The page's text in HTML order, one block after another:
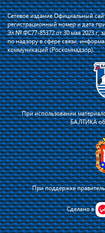
Я соглашаюсь с тем, что владелец
повышения удобства работы на
на сайте, я соглашаюсь с
Сетевое издание Официальный
регистрационный номер и дата
Эл № ФС77-85372 от 30 мая 2023 г,
по надзору в сфере связи,
коммуникаций (Роскомнадзор).
При использовании
БАЛТИКА
При поддержке
Сделано в